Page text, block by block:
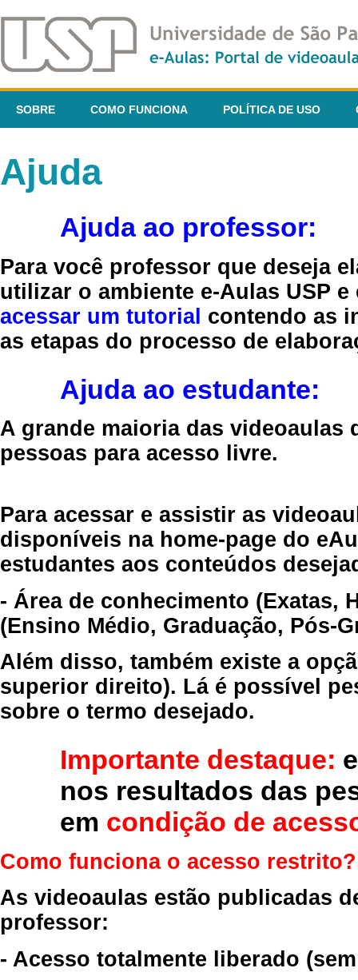
SOBRE COMO FUNCIONA POLÍTICA DE USO
Ajuda
Ajuda ao professor:
Para você professor que deseja
utilizar o ambiente e-Aulas USP
acessar um tutorial contendo as
as etapas do processo de
Ajuda ao estudante:
A grande maioria das videoaulas
pessoas para acesso livre.
Para acessar e assistir as
disponíveis na home-page do
estudantes aos conteúdos
- Área de conhecimento (Exatas,
(Ensino Médio, Graduação, Pós-
Além disso, também existe a
superior direito). Lá é possível
sobre o termo desejado.
Importante destaque:
nos resultados das
em condição de
Como funciona o acesso restrito?
As videoaulas estão publicadas
professor:
- Acesso totalmente liberado